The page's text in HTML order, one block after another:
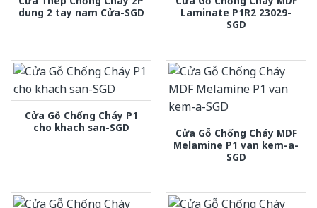
dung 2 tay nam Cửa-SGD
Laminate P1R2 23029-
SGD
Cửa Gỗ Chống Cháy P1
cho khach san-SGD
Cửa Gỗ Chống Cháy MDF
Melamine P1 van kem-a-
SGD